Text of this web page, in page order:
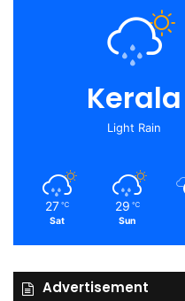
Kerala
Light Rain
27 ℃
Sat
29 ℃
Sun
Advertisement